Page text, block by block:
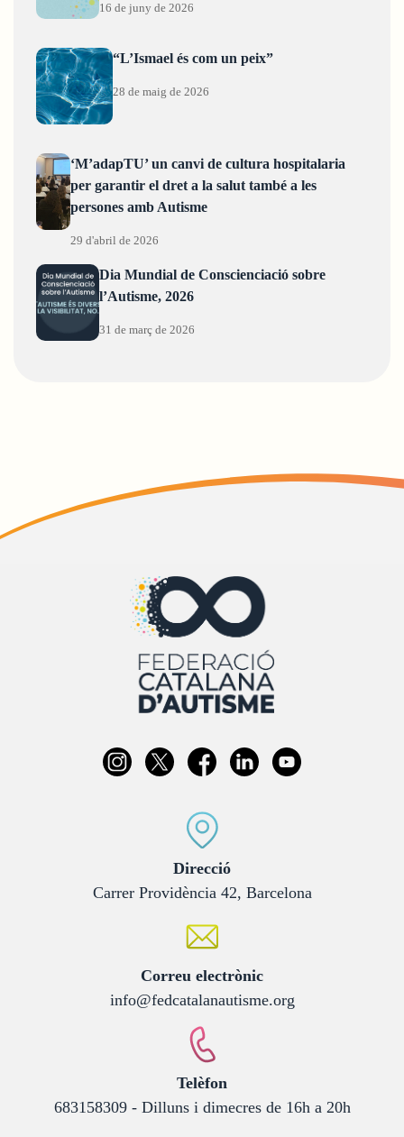
16 de juny de 2026
“L’Ismael és com un peix”
28 de maig de 2026
‘M’adapTU’ un canvi de cultura hospitalaria
per garantir el dret a la salut també a les
persones amb Autisme
29 d'abril de 2026
Dia Mundial de Conscienciació sobre
l’Autisme, 2026
31 de març de 2026
Direcció:
Carrer Providència 42, Barcelona
Correu electrònic:
info@fedcatalanautisme.org
Telèfon
683158309 - Dilluns i dimecres de 16h a 20h